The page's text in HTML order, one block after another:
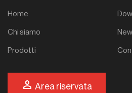
Home
Chi siamo
Prodotti
person Area riservata